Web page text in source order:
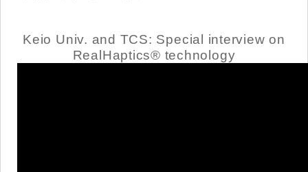
Keio Univ. and TCS: Special interview on
RealHaptics® technology